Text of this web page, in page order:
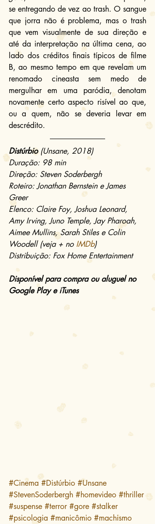
se entregando de vez ao trash. O sangue
que jorra não é problema, mas o trash
que vem visualmente de sua direção e
até da interpretação na última cena, ao
lado dos créditos finais típicos de filme
B, ao mesmo tempo em que revelam um
renomado cineasta sem medo de
mergulhar em uma paródia, denotam
novamente certo aspecto risível ao que,
ou a quem, não se deveria levar em
descrédito.
Distúrbio (Unsane, 2018)
Duração: 98 min
Direção: Steven Soderbergh
Roteiro: Jonathan Bernstein e James
Greer
Elenco: Claire Foy, Joshua Leonard,
Amy Irving, Juno Temple, Jay Pharoah,
Aimee Mullins, Sarah Stiles e Colin
Woodell (veja + no IMDb)
Distribuição: Fox Home Entertainment
Disponível para compra ou aluguel no
Google Play e iTunes
#Cinema #Distúrbio #Unsane
#StevenSoderbergh #homevideo #thriller
#suspense #terror #gore #stalker
#psicologia #manicômio #machismo